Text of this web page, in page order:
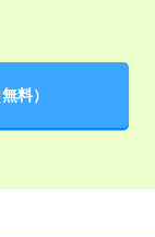
無料）